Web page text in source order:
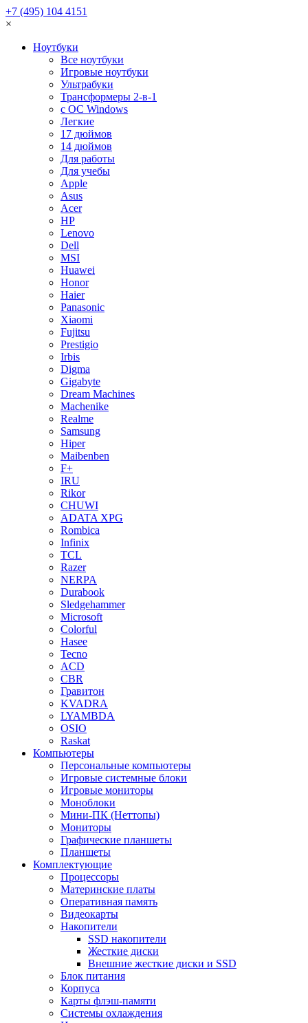
+7 (495) 104 4151
×
Ноутбуки
Все ноутбуки
Игровые ноутбуки
Ультрабуки
Трансформеры 2-в-1
с ОС Windows
Легкие
17 дюймов
14 дюймов
Для работы
Для учебы
Apple
Asus
Acer
HP
Lenovo
Dell
MSI
Huawei
Honor
Haier
Panasonic
Xiaomi
Fujitsu
Prestigio
Irbis
Digma
Gigabyte
Dream Machines
Machenike
Realme
Samsung
Hiper
Maibenben
F+
IRU
Rikor
CHUWI
ADATA XPG
Rombica
Infinix
TCL
Razer
NERPA
Durabook
Sledgehammer
Microsoft
Colorful
Hasee
Tecno
ACD
CBR
Гравитон
KVADRA
LYAMBDA
OSIO
Raskat
Компьютеры
Персональные компьютеры
Игровые системные блоки
Игровые мониторы
Моноблоки
Мини-ПК (Неттопы)
Мониторы
Графические планшеты
Планшеты
Комплектующие
Процессоры
Материнские платы
Оперативная память
Видеокарты
Накопители
SSD накопители
Жесткие диски
Внешние жесткие диски и SSD
Блок питания
Корпуса
Карты флэш-памяти
Системы охлаждения